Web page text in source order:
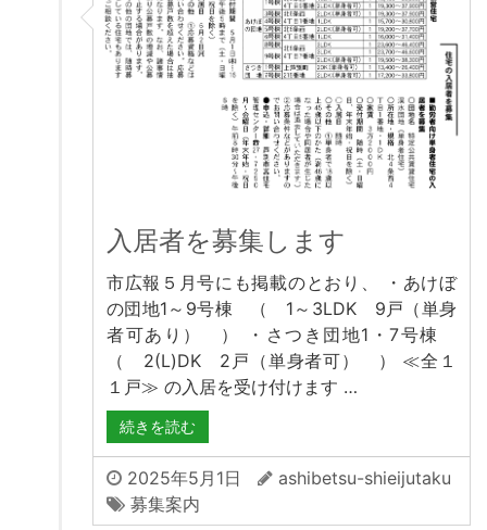
入居者を募集します
市広報５月号にも掲載のとおり、 ・あけぼ
の団地1～9号棟 （ 1～3LDK 9戸（単身
者可あり） ） ・さつき団地1・7号棟
（ 2(L)DK 2戸（単身者可） ） ≪全１
１戸≫ の入居を受け付けます …
続きを読む
2025年5月1日
ashibetsu-shieijutaku
募集案内